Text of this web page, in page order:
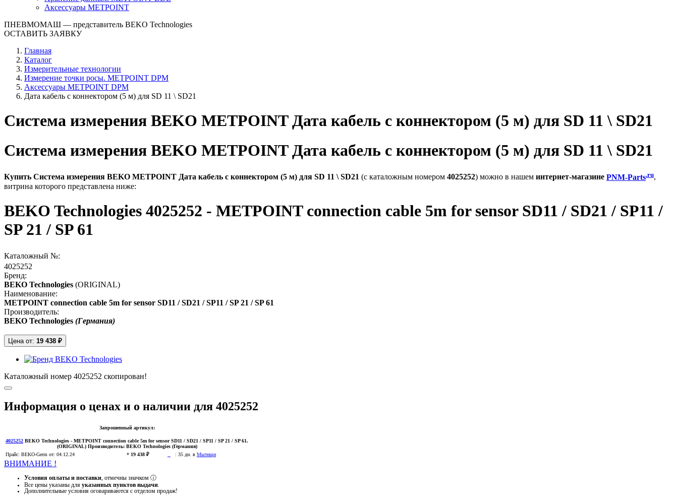
Аксессуары METPOINT
ПНЕВМОМАШ — представитель BEKO Technologies
ОСТАВИТЬ ЗАЯВКУ
Главная
Каталог
Измерительные технологии
Измерение точки росы. METPOINT DPM
Аксессуары METPOINT DPM
Дата кабель с коннектором (5 м) для SD 11 \ SD21
Система измерения BEKO METPOINT Дата кабель с коннектором (5 м) для SD 11 \ SD21
Система измерения BEKO METPOINT Дата кабель с коннектором (5 м) для SD 11 \ SD21
Купить Система измерения BEKO METPOINT Дата кабель с коннектором (5 м) для SD 11 \ SD21 (с каталожным номером 4025252) можно в нашем интернет-магазине PNM-Parts.ru,
витрина которого представлена ниже:
BEKO Technologies 4025252 - METPOINT connection cable 5m for sensor SD11 / SD21 / SP11 /
SP 21 / SP 61
Каталожный №:
4025252
Бренд:
BEKO Technologies (ORIGINAL)
Наименование:
METPOINT connection cable 5m for sensor SD11 / SD21 / SP11 / SP 21 / SP 61
Производитель:
BEKO Technologies (Германия)
Цена от: 19 438 ₽
Каталожный номер 4025252 скопирован!
Информация о ценах и о наличии для 4025252
Запрошенный артикул:
4025252 BEKO Technologies - METPOINT connection cable 5m for sensor SD11 / SD21 / SP11 / SP 21 / SP 61.
(ORIGINAL)Производитель: BEKO Technologies (Германия)
Прайс: BEKO-Germ от: 04.12.24 * 19 438 ₽ : 35 дн. в Мытищи
ВНИМАНИЕ !
Условия оплаты и поставки , отмечны значком ⓘ
Все цены указаны для указанных пунктов выдачи
Дополнительные условия оговариваются с отделом продаж!